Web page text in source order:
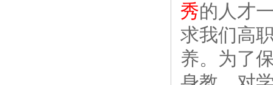
秀的人才
求我们高
养。为了